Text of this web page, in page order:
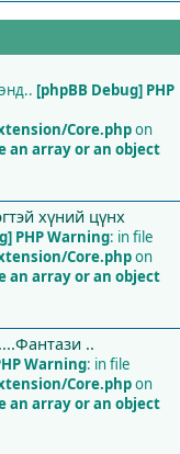
[phpBB Debug] PHP
Core.phpon
an array or an object
хүний цүнх
PHP Warning: in file
Core.phpon
an array or an object
..
Warning: in file
Core.phpon
an array or an object